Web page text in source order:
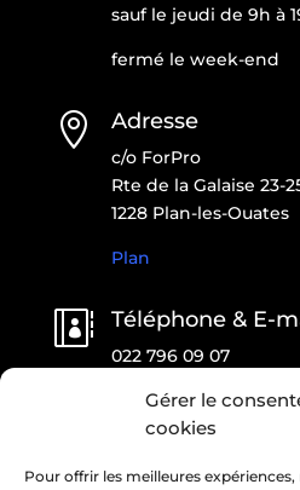
Gérer le
cookies
Pour offrir les meilleures
sauf le jeudi de 9h à
fermé le week-end
 Adresse
c/o ForPro
Rte de la Galaise 23-
1228 Plan-les-Ouates
Plan
 Téléphone & E-
022 796 09 07